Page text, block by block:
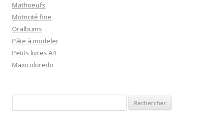
Mathoeufs
Motricité fine
Oralbums
Pâte à modeler
Petits livres A4
Maxicoloredo
e